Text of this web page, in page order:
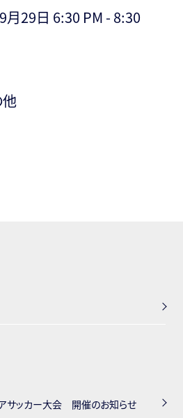
29日 6:30 PM - 8:30
他
サッカー大会 開催のお知らせ